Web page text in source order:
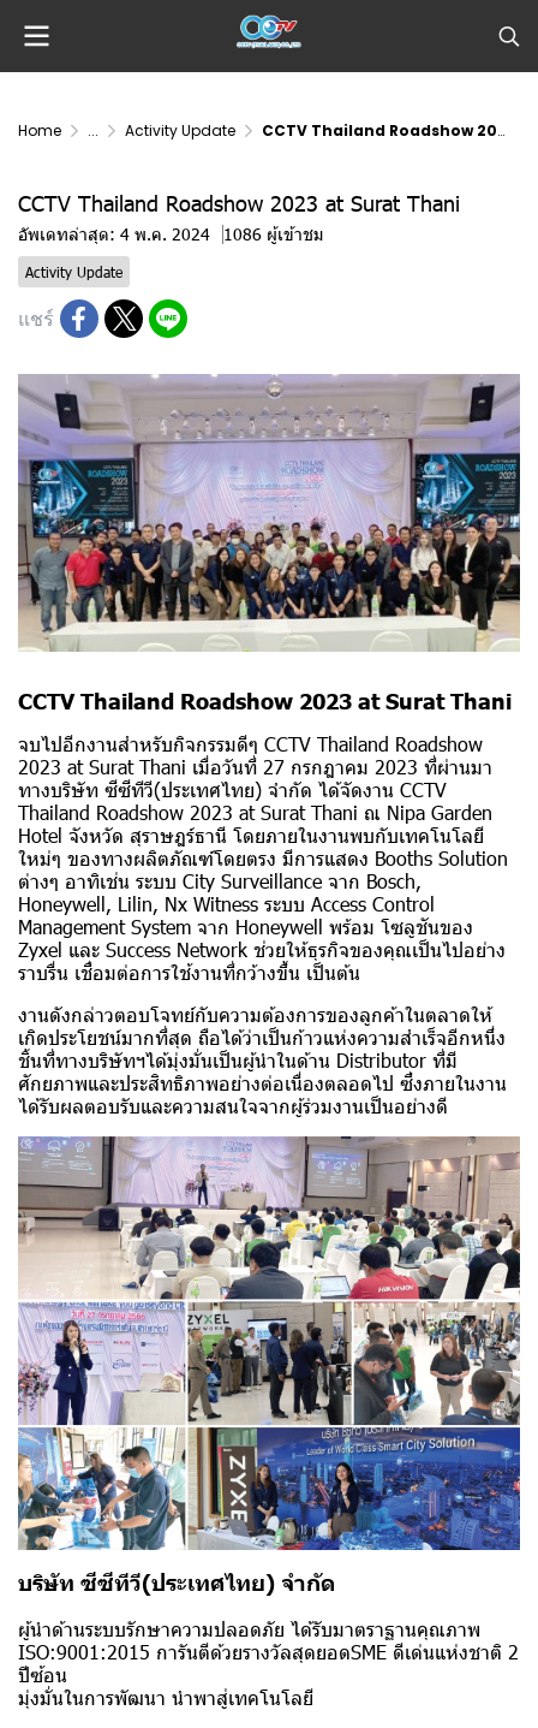
Home ... Activity Update CCTV Thailand Roadshow 2023 at Surat Thani
CCTV Thailand Roadshow 2023 at Surat Thani
อัพเดทล่าสุด: 4 พ.ค. 2024 1086 ผู้เข้าชม
Activity Update
แชร์
CCTV Thailand Roadshow 2023 at Surat Thani
จบไปอีกงานสำหรับกิจกรรมดีๆ CCTV Thailand Roadshow
2023 at Surat Thani เมื่อวันที่ 27 กรกฎาคม 2023 ที่ผ่านมา
ทางบริษัท ซีซีทีวี(ประเทศไทย) จำกัด ได้จัดงาน CCTV
Thailand Roadshow 2023 at Surat Thani ณ Nipa Garden
Hotel จังหวัด สุราษฎร์ธานี โดยภายในงานพบกับเทคโนโลยี
ใหม่ๆ ของทางผลิตภัณฑ์โดยตรง มีการแสดง Booths Solution
ต่างๆ อาทิเช่น ระบบ City Surveillance จาก Bosch,
Honeywell, Lilin, Nx Witness ระบบ Access Control
Management System จาก Honeywell พร้อม โซลูชันของ
Zyxel และ Success Network ช่วยให้ธุรกิจของคุณเป็นไปอย่าง
ราบรื่น เชื่อมต่อการใช้งานที่กว้างขึ้น เป็นต้น
งานดังกล่าวตอบโจทย์กับความต้องการของลูกค้าในตลาดให้
เกิดประโยชน์มากที่สุด ถือได้ว่าเป็นก้าวแห่งความสำเร็จอีกหนึ่ง
ชิ้นที่ทางบริษัทฯได้มุ่งมั่นเป็นผู้นำในด้าน Distributor ที่มี
ศักยภาพและประสิทธิภาพอย่างต่อเนื่องตลอดไป ซึ่งภายในงาน
ได้รับผลตอบรับและความสนใจจากผู้ร่วมงานเป็นอย่างดี
บริษัท ซีซีทีวี(ประเทศไทย) จำกัด
ผู้นำด้านระบบรักษาความปลอดภัย ได้รับมาตราฐานคุณภาพ
ISO:9001:2015 การันตีด้วยรางวัลสุดยอดSME ดีเด่นแห่งชาติ 2
ปีซ้อน
มุ่งมั่นในการพัฒนา นำพาสู่เทคโนโลยี